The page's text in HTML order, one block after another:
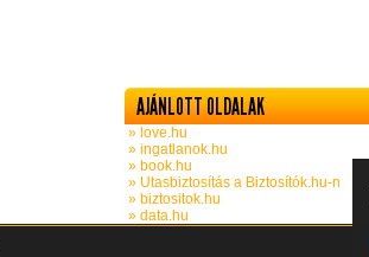
AJÁNLOTT OLDALAK
» love.hu
» ingatlanok.hu
» book.hu
» Utasbiztosítás a Biztosítók.hu-n
» biztositok.hu
» data.hu